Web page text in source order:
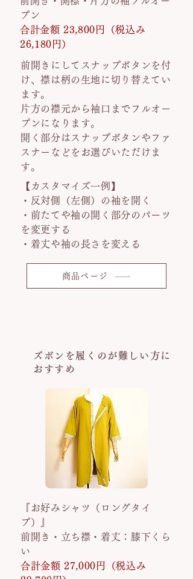
プン
合計金額 23,800円（税込み
26,180円）
前開きにしてスナップボタンを付
け、襟は柄の生地に切り替えてい
ます。
片方の襟元から袖口までフルオー
プンになります。
開く部分はスナップボタンやファ
スナーなどをお選びいただけま
す。
【カスタマイズ一例】
・反対側（左側）の袖を開く
・前たてや袖の開く部分のパーツ
を変更する
・着丈や袖の長さを変える
商品ページ
ズボンを履くのが難しい方に
おすすめ
『お好みシャツ（ロングタイ
プ）』
前開き・立ち襟・着丈：膝下くら
い
合計金額 27,000円（税込み